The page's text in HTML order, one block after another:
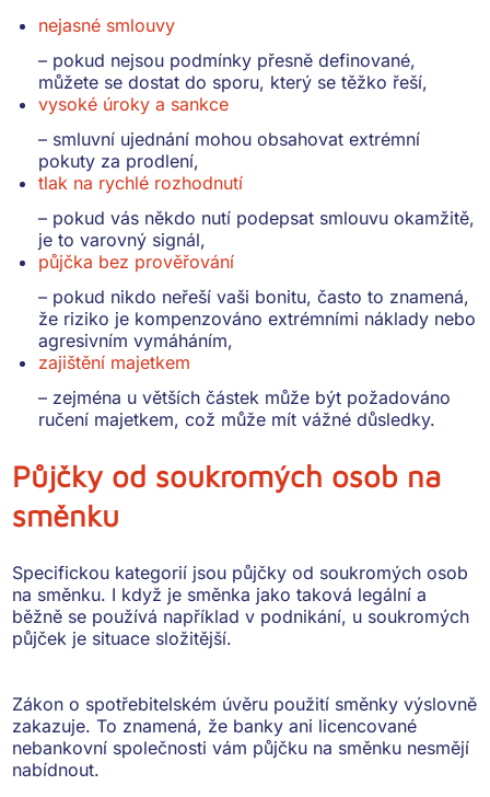
nejasné smlouvy
– pokud nejsou podmínky přesně definované,
můžete se dostat do sporu, který se těžko řeší,
vysoké úroky a sankce
– smluvní ujednání mohou obsahovat extrémní
pokuty za prodlení,
tlak na rychlé rozhodnutí
– pokud vás někdo nutí podepsat smlouvu okamžitě,
je to varovný signál,
půjčka bez prověřování
– pokud nikdo neřeší vaši bonitu, často to znamená,
že riziko je kompenzováno extrémními náklady nebo
agresivním vymáháním,
zajištění majetkem
– zejména u větších částek může být požadováno
ručení majetkem, což může mít vážné důsledky.
Půjčky od soukromých osob na
směnku
Specifickou kategorií jsou půjčky od soukromých osob
na směnku. I když je směnka jako taková legální a
běžně se používá například v podnikání, u soukromých
půjček je situace složitější.
Zákon o spotřebitelském úvěru použití směnky výslovně
zakazuje. To znamená, že banky ani licencované
nebankovní společnosti vám půjčku na směnku nesmějí
nabídnout.